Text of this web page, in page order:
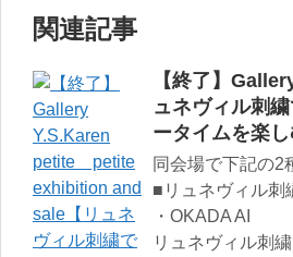
関連記事
【終了】
ュネヴィル刺
ータイムを楽し
同会場で下記の2
■リュネヴィル刺
・OKADA AI
リュネヴィル刺